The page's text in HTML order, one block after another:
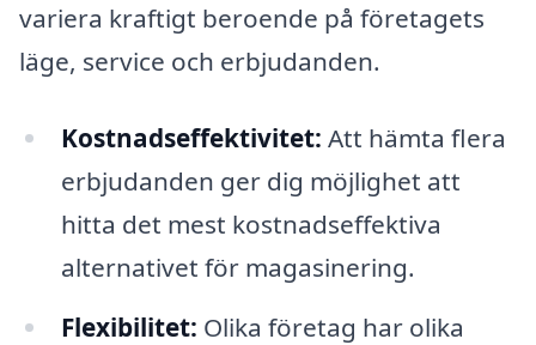
variera kraftigt beroende på företagets
läge, service och erbjudanden.
Kostnadseffektivitet: Att hämta flera
erbjudanden ger dig möjlighet att
hitta det mest kostnadseffektiva
alternativet för magasinering.
Flexibilitet: Olika företag har olika